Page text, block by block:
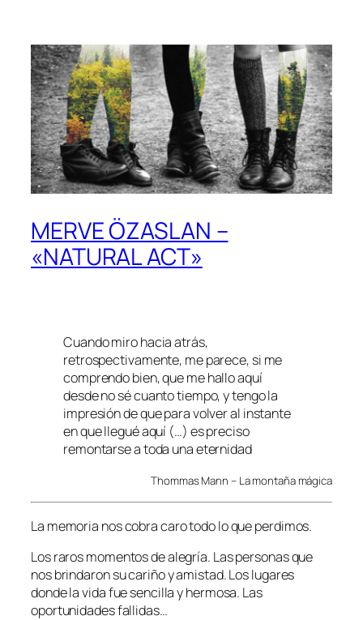
MERVE ÖZASLAN –
«NATURAL ACT»
Cuando miro hacia atrás,
retrospectivamente, me parece, si me
comprendo bien, que me hallo aquí
desde no sé cuanto tiempo, y tengo la
impresión de que para volver al instante
en que llegué aquí (…) es preciso
remontarse a toda una eternidad
Thommas Mann – La montaña mágica
La memoria nos cobra caro todo lo que perdimos.
Los raros momentos de alegría. Las personas que
nos brindaron su cariño y amistad. Los lugares
donde la vida fue sencilla y hermosa. Las
oportunidades fallidas…